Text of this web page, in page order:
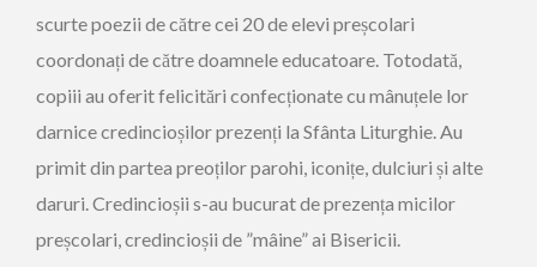
scurte poezii de către cei 20 de elevi preșcolari
coordonați de către doamnele educatoare. Totodată,
copiii au oferit felicitări confecționate cu mânuțele lor
darnice credincioșilor prezenți la Sfânta Liturghie. Au
primit din partea preoților parohi, iconițe, dulciuri și alte
daruri. Credincioșii s-au bucurat de prezența micilor
preșcolari, credincioșii de ”mâine” ai Bisericii.